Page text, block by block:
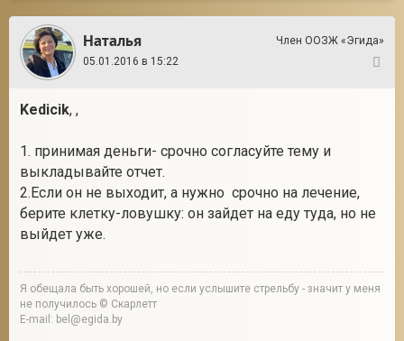
Наталья
Член ООЗЖ «Эгида»
05.01.2016 в 15:22
Kedicik, ,
1. принимая деньги- срочно согласуйте тему и
выкладывайте отчет.
2.Если он не выходит, а нужно срочно на лечение,
берите клетку-ловушку: он зайдет на еду туда, но не
выйдет уже.
Я обещала быть хорошей, но если услышите стрельбу - значит у меня
не получилось © Скарлетт
E-mail: bel@egida.by